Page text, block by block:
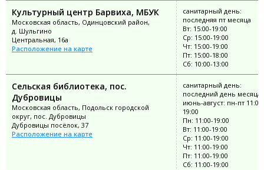
Культурный центр Барвиха, МБУК
Московская область, Одинцовский район,
д. Шульгино
Центральная, 16а
Расположение на карте
санитарный день:
последняя пт месяца
Вт: 15:00-19:00
Ср: 15:00-19:00
Чт: 15:00-19:00
Пт: 15:00-18:00
Сб: 10:00-13:00
Сельская библиотека, пос.
Дубровицы
Московская область, Подольск городской
округ, пос. Дубровицы
Дубровицы посёлок, 37
Расположение на карте
санитарный день:
последний день месяца;
июнь-август: пн-пт 11:00-
19:00
Пн: 11:00-19:00
Вт: 11:00-19:00
Ср: 11:00-19:00
Чт: 11:00-19:00
Пт: 11:00-19:00
Сб: 11:00-19:00